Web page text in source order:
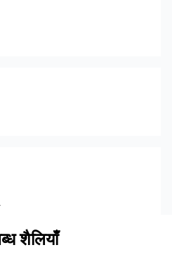
शैलियाँ